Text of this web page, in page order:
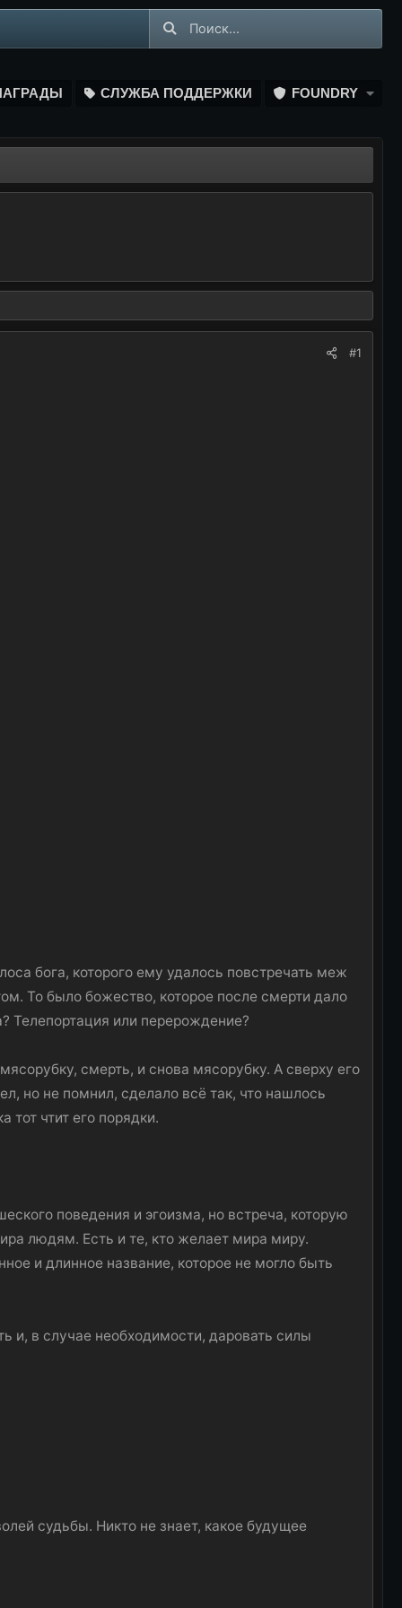
СЛУЖБА ПОДДЕРЖКИ FOUNDRY
#1
бога, которого ему удалось повстречать меж
То было божество, которое после смерти дало
Телепортация или перерождение?
смерть, и снова мясорубку. А сверху его
но не помнил, сделало всё так, что нашлось
чтит его порядки.
поведения и эгоизма, но встреча, которую
людям. Есть и те, кто желает мира миру.
и длинное название, которое не могло быть
и, в случае необходимости, даровать силы
судьбы. Никто не знает, какое будущее